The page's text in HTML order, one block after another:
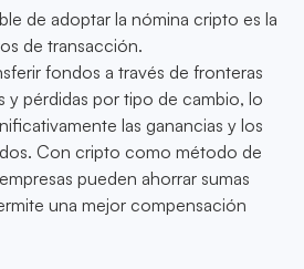
de adoptar la nómina cripto es la
de transacción.
fondos a través de fronteras
y pérdidas por tipo de cambio, lo
las ganancias y los
Con cripto como método de
pueden ahorrar sumas
una mejor compensación